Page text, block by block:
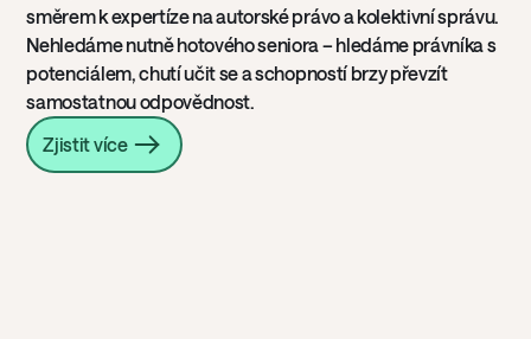
směrem k expertíze na autorské právo a kolektivní správu.
Nehledáme nutně hotového seniora – hledáme právníka s
potenciálem, chutí učit se a schopností brzy převzít
samostatnou odpovědnost.
Zjistit více